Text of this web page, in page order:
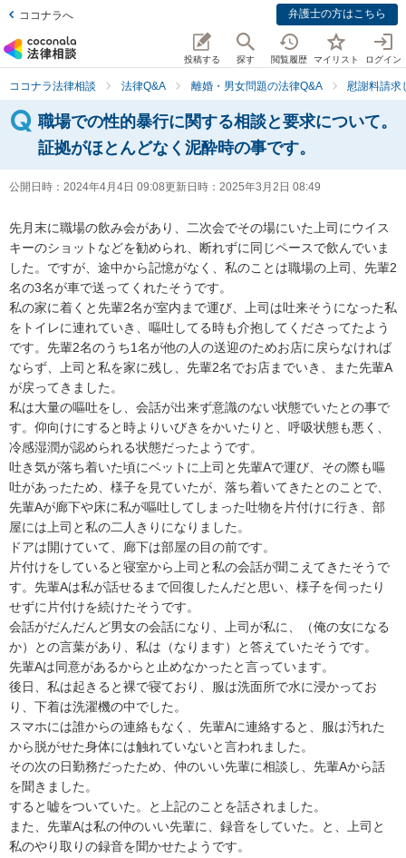
ココナラへ 弁護士の方はこちら
投稿する 探す 閲覧履歴 マイリスト ログイン
ココナラ法律相談 法律Q&A 離婚・男女問題の法律Q&A 慰謝料請求
職場での性的暴行に関する相談と要求について。
証拠がほとんどなく泥酔時の事です。
公開日時： 2024年4月4日 09:08更新日時： 2025年3月2日 08:49
先月末に職場の飲み会があり、二次会でその場にいた上司にウイス
キーのショットなどを勧められ、断れずに同じペースで飲んでいま
した。ですが、途中から記憶がなく、私のことは職場の上司、先輩2
名の3名が車で送ってくれたそうです。
私の家に着くと先輩2名が室内まで運び、上司は吐来そうになった私
をトイレに連れていき、嘔吐してる時も介抱してくださってたよう
です。先輩2名のうち1名が他の人の送迎のためお店に戻らなければ
ならず、上司と私を家に残し、先輩2名でお店までいき、また先輩A
が戻ってきました。
私は大量の嘔吐をし、会話が出来ず意識のない状態でいたとの事で
す。仰向けにすると時よりいびきをかいたりと、呼吸状態も悪く、
冷感湿潤が認められる状態だったようです。
吐き気が落ち着いた頃にベットに上司と先輩Aで運び、その際も嘔
吐があったため、様子を見ていたが、落ち着いてきたとのことで、
先輩Aが廊下や床に私が嘔吐してしまった吐物を片付けに行き、部
屋には上司と私の二人きりになりました。
ドアは開けていて、廊下は部屋の目の前です。
片付けをしていると寝室から上司と私の会話が聞こえてきたそうで
す。先輩Aは私が話せるまで回復したんだと思い、様子を伺ったり
せずに片付けを続けたそうです。
会話がだんだんど男女の会話になり、上司が私に、（俺の女になる
か）との言葉があり、私は（なります）と答えていたそうです。
先輩Aは同意があるからと止めなかったと言っています。
後日、私は起きると裸で寝ており、服は洗面所で水に浸かってお
り、下着は洗濯機の中でした。
スマホには誰からの連絡もなく、先輩Aに連絡すると、服は汚れた
から脱がせた身体には触れていないと言われました。
その次の日勤務だったため、仲のいい先輩に相談し、先輩Aから話
を聞きました。
すると嘘をついていた。と上記のことを話されました。
また、先輩Aは私の仲のいい先輩に、録音をしていた。と、上司と
私のやり取りの録音を聞かせたようです。